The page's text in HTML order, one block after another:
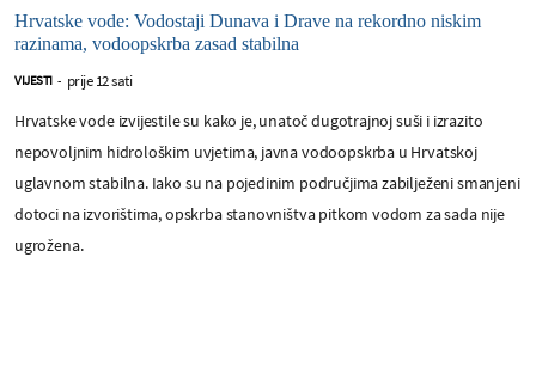
Hrvatske vode: Vodostaji Dunava i Drave na rekordno niskim
razinama, vodoopskrba zasad stabilna
VIJESTI - prije 12 sati
Hrvatske vode izvijestile su kako je, unatoč dugotrajnoj suši i izrazito
nepovoljnim hidrološkim uvjetima, javna vodoopskrba u Hrvatskoj
uglavnom stabilna. Iako su na pojedinim područjima zabilježeni smanjeni
dotoci na izvorištima, opskrba stanovništva pitkom vodom za sada nije
ugrožena.